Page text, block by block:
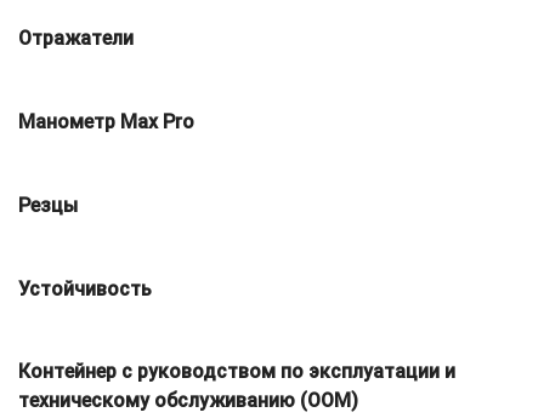
Отражатели
Манометр Max Pro
Резцы
Устойчивость
Контейнер с руководством по эксплуатации и
техническому обслуживанию (OOM)